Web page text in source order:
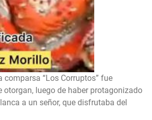
comparsa “Los Corruptos” fue
luego de haber protagonizado
a un señor, que disfrutaba del